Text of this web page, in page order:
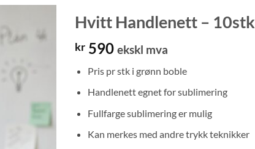
Hvitt Handlenett – 10stk
kr 590 ekskl mva
Pris pr stk i grønn boble
Handlenett egnet for sublimering
Fullfarge sublimering er mulig
Kan merkes med andre trykk teknikker